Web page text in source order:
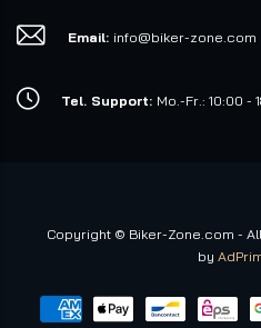
Email: info@biker-zone.com
Tel. Support: Mo.-Fr.: 10:00 -
Copyright © Biker-Zone.com -
by